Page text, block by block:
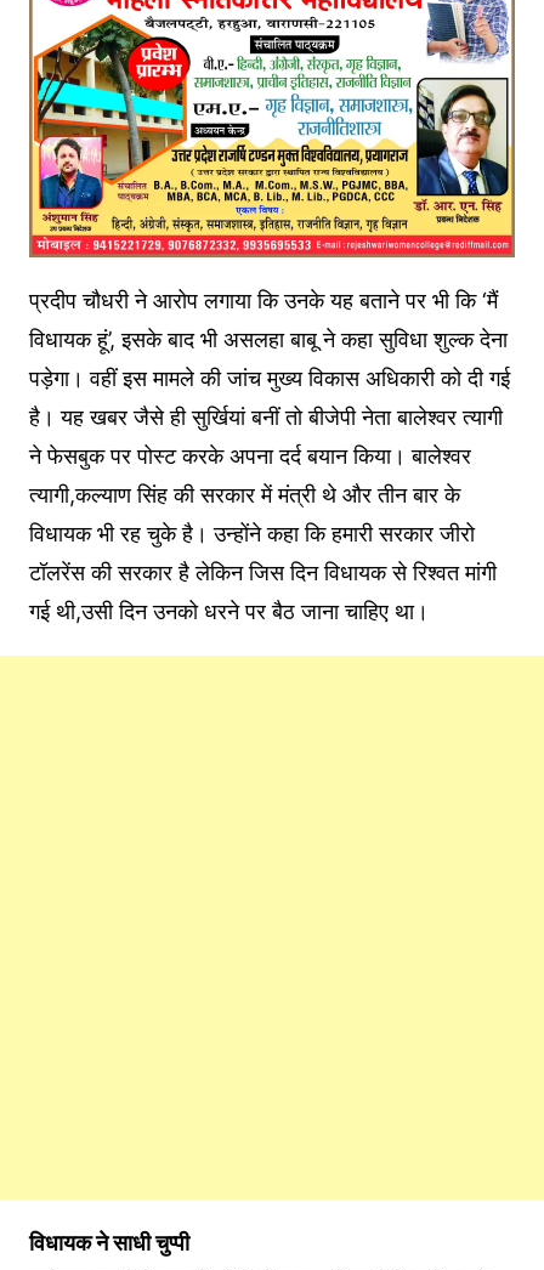
प्रदीप चौधरी ने आरोप लगाया कि उनके यह बताने पर भी कि ‘मैं
विधायक हूं’, इसके बाद भी असलहा बाबू ने कहा सुविधा शुल्क देना
पड़ेगा। वहीं इस मामले की जांच मुख्य विकास अधिकारी को दी गई
है। यह खबर जैसे ही सुर्खियां बनीं तो बीजेपी नेता बालेश्वर त्यागी
ने फेसबुक पर पोस्ट करके अपना दर्द बयान किया। बालेश्वर
त्यागी,कल्याण सिंह की सरकार में मंत्री थे और तीन बार के
विधायक भी रह चुके है। उन्होंने कहा कि हमारी सरकार जीरो
टॉलरेंस की सरकार है लेकिन जिस दिन विधायक से रिश्वत मांगी
गई थी,उसी दिन उनको धरने पर बैठ जाना चाहिए था।
विधायक ने साधी चुप्पी